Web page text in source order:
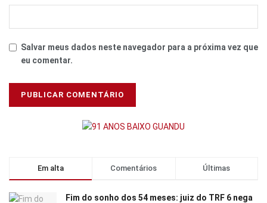
Salvar meus dados neste navegador para a próxima vez que
eu comentar.
Em alta Comentários Últimas
Fim do sonho dos 54 meses: juiz do TRF 6 nega